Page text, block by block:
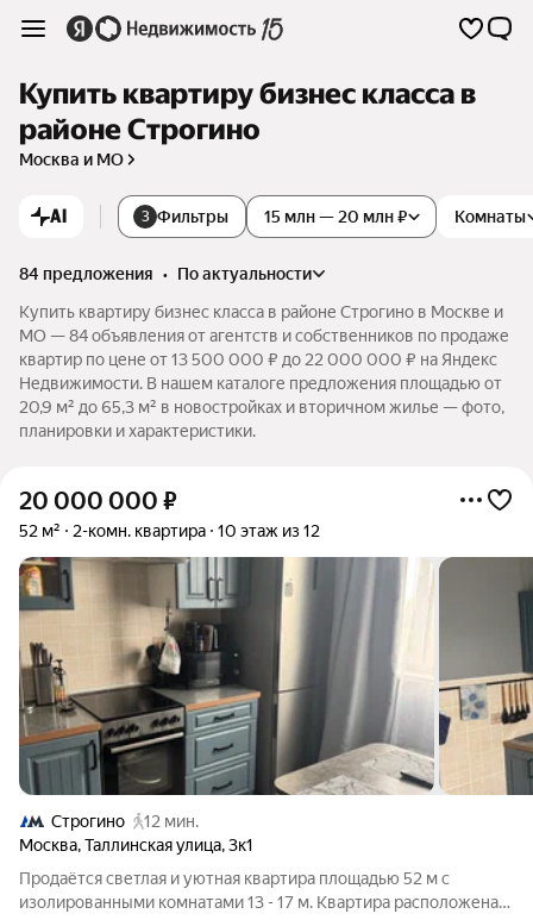
Купить квартиру бизнес класса в
районе Строгино
Москва и МО
AI 3 Фильтры Комнаты
15 млн — 20 млн ₽
84 предложения •
по актуальности
Купить квартиру бизнес класса в районе Строгино в Москве и
МО — 84 объявления от агентств и собственников по продаже
квартир по цене от 13 500 000 ₽ до 22 000 000 ₽ на Яндекс
Недвижимости. В нашем каталоге предложения площадью от
20,9 м² до 65,3 м² в новостройках и вторичном жилье — фото,
планировки и характеристики.
20 000 000 ₽
52 м² 2-комн. квартира 10 этаж из 12
Строгино
12 мин.
Москва,Таллинская улица,3к1
Продаётся светлая и уютная квартира площадью 52 м с
изолированными комнатами 13 - 17 м. Квартира расположена